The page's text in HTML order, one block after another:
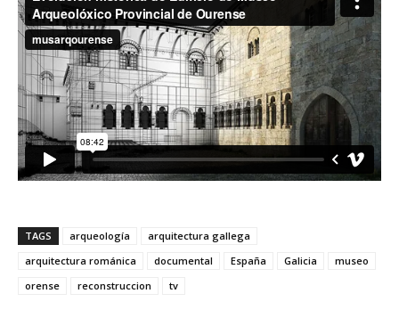
TAGS arqueología
arquitectura gallega
arquitectura románica
documental España Galicia
museo
orense
reconstruccion tv